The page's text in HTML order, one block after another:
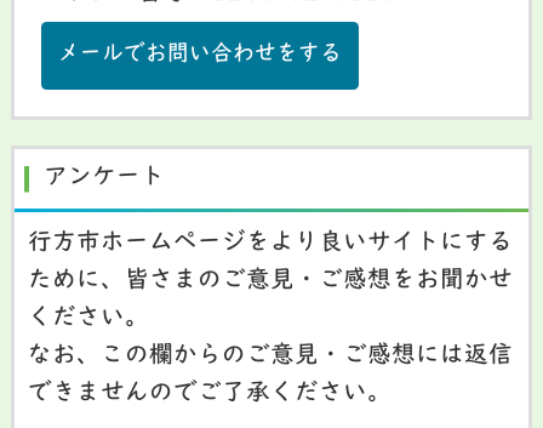
メールでお問い合わせをする
アンケート
行方市ホームページをより良いサイトにする
ために、皆さまのご意見・ご感想をお聞かせ
ください。
なお、この欄からのご意見・ご感想には返信
できませんのでご了承ください。